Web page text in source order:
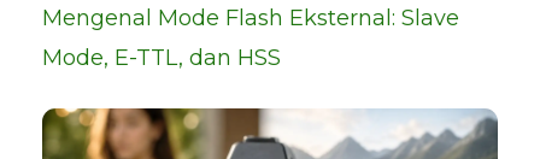
Mengenal Mode Flash Eksternal: Slave
Mode, E-TTL, dan HSS